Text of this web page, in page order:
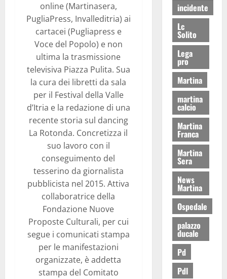
online (Martinasera,
PugliaPress, Invalleditria) ai
cartacei (Pugliapress e
Voce del Popolo) e non
ultima la trasmissione
televisiva Piazza Pulita. Sua
la cura dei libretti da sala
per il Festival della Valle
d’Itria e la redazione di una
recente storia sul dancing
La Rotonda. Concretizza il
suo lavoro con il
conseguimento del
tesserino da giornalista
pubblicista nel 2015. Attiva
collaboratrice della
Fondazione Nuove
Proposte Culturali, per cui
segue i comunicati stampa
per le manifestazioni
organizzate, è addetta
stampa del Comitato
incidente
Lc
Solito
Lega
pro
Martina
martina
calcio
Martina
Franca
Martina
Sera
News
Martina
Ospedale
palazzo
ducale
Pd
Pdl